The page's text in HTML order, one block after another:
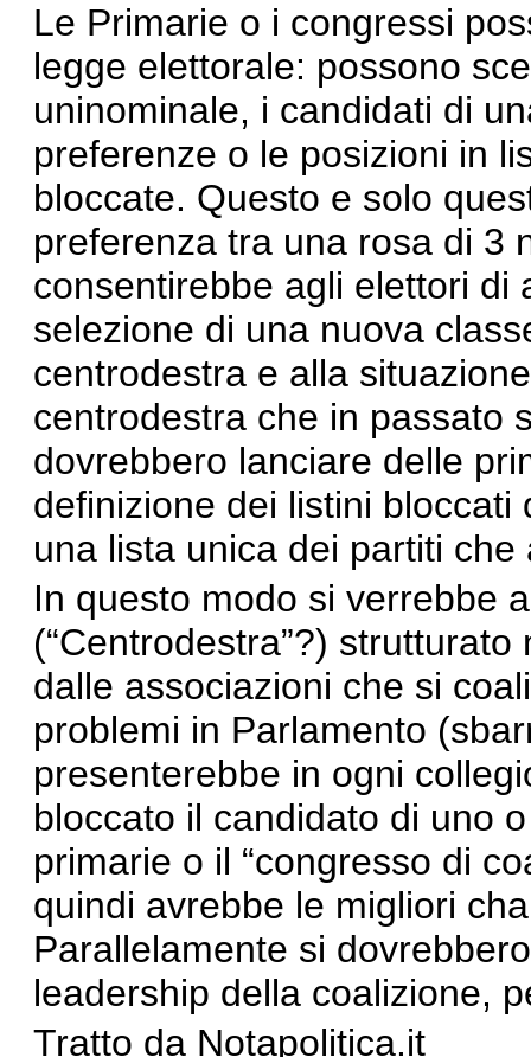
Le Primarie o i congressi
legge elettorale: possono
uninominale, i candidati di
preferenze o le posizioni in
bloccate. Questo e solo
preferenza tra una rosa di 3
consentirebbe agli elettori di
selezione di una nuova
centrodestra e alla
centrodestra che in passato
dovrebbero lanciare delle
definizione dei listini
una lista unica dei partiti
In questo modo si verrebbe
(“Centrodestra”?)
dalle associazioni che si
problemi in Parlamento
presenterebbe in ogni
bloccato il candidato di uno
primarie o il “congresso di
quindi avrebbe le migliori
Parallelamente si
leadership della coalizione,
Tratto da Notapolitica.it